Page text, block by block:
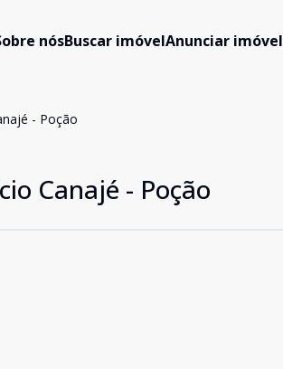
nósBuscar imóvelAnunciar imóvel
- Poção
Canajé - Poção